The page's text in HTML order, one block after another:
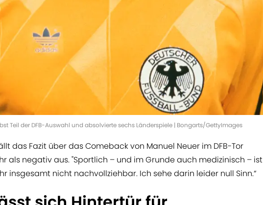
Teil der DFB-Auswahl und absolvierte sechs Länderspiele | Bongarts/GettyImages
das Fazit über das Comeback von Manuel Neuer im DFB-Tor
als negativ aus. "Sportlich – und im Grunde auch medizinisch – ist
insgesamt nicht nachvollziehbar. Ich sehe darin leider null Sinn.“